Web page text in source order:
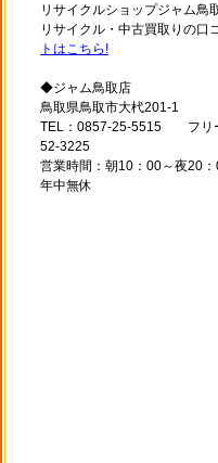
リサイクルショップジャム鳥
リサイクル・中古買取りの
トはこちら!
◆ジャム鳥取店
鳥取県鳥取市大杙201-1
TEL：0857-25-5515 フリ
52-3225
営業時間：朝10：00～夜20
年中無休